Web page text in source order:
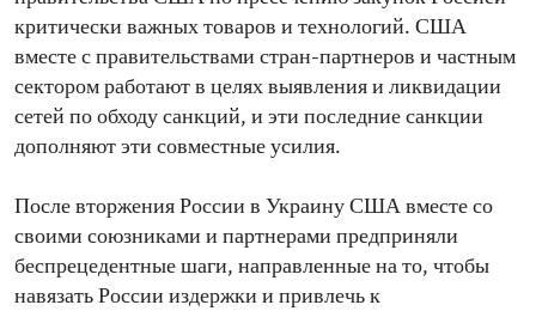
критически важных товаров и технологий. США
вместе с правительствами стран-партнеров и частным
сектором работают в целях выявления и ликвидации
сетей по обходу санкций, и эти последние санкции
дополняют эти совместные усилия.
После вторжения России в Украину США вместе со
своими союзниками и партнерами предприняли
беспрецедентные шаги, направленные на то, чтобы
навязать России издержки и привлечь к